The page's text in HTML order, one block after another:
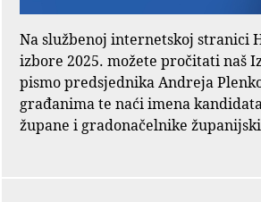
Na službenoj internetskoj stranici
izbore 2025. možete pročitati naš
pismo predsjednika Andreja
građanima te naći imena
župane i gradonačelnike